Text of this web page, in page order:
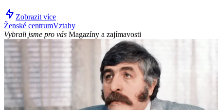
Zobrazit více
Ženské centrumVztahy
Vybrali jsme pro vás Magazíny a zajímavosti